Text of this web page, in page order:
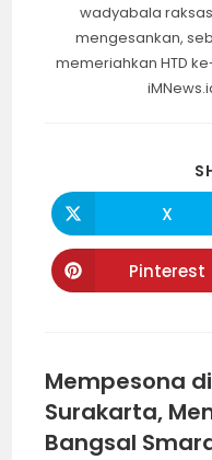
wadyabala
mengesankan,
memeriahkan HTD
Opens
in
a
new
window
X
Opens
in
Pinterest
Mempesona
Surakarta,
Bangsal